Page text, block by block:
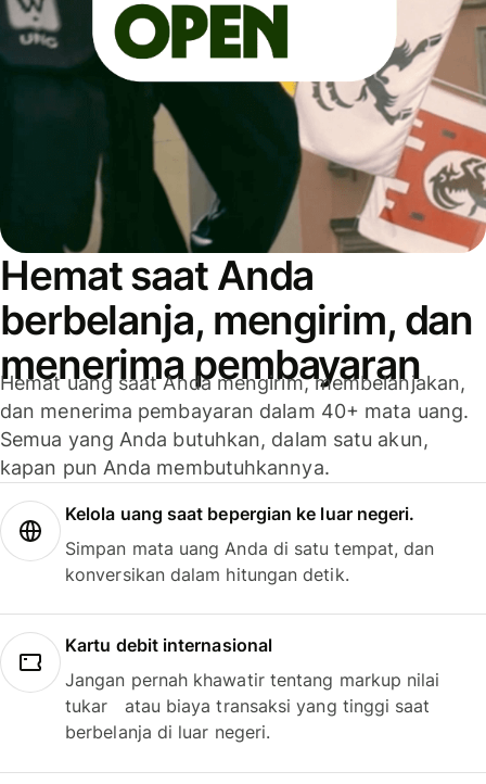
Hemat saat Anda
berbelanja, mengirim, dan
menerima pembayaran
Hemat uang saat Anda mengirim, membelanjakan,
dan menerima pembayaran dalam 40+ mata uang.
Semua yang Anda butuhkan, dalam satu akun,
kapan pun Anda membutuhkannya.
Kelola uang saat bepergian ke luar negeri.
Simpan mata uang Anda di satu tempat, dan
konversikan dalam hitungan detik.
Kartu debit internasional
Jangan pernah khawatir tentang markup nilai
tukar atau biaya transaksi yang tinggi saat
berbelanja di luar negeri.